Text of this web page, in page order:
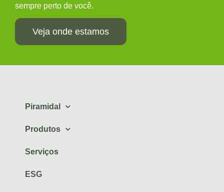
sempre perto de você.
Veja onde estamos
Piramidal
Produtos
Serviços
ESG